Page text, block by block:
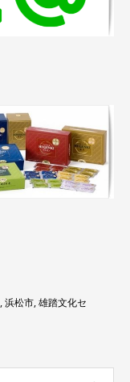
,浜松市,雄踏文化セ